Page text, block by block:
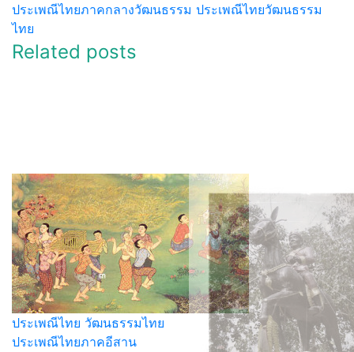
ประเพณีไทยภาคกลางวัฒนธรรม ประเพณีไทยวัฒนธรรม
ไทย
Related posts
ประเพณีไทย วัฒนธรรมไทย
ประเพณีไทยภาคอีสาน